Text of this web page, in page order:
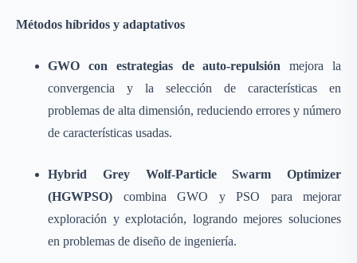
Métodos híbridos y adaptativos
GWO con estrategias de auto-repulsión mejora la
convergencia y la selección de características en
problemas de alta dimensión, reduciendo errores y número
de características usadas.
Hybrid Grey Wolf-Particle Swarm Optimizer
(HGWPSO) combina GWO y PSO para mejorar
exploración y explotación, logrando mejores soluciones
en problemas de diseño de ingeniería.